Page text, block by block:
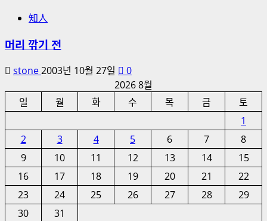
知人
머리 깎기 전
stone2003년 10월 27일
0
2026 8월
일
월 화 수 목 금
토
1
2
3 4 5 6 7
8
9
10 11 12 13 14
15
16
17 18 19 20 21
22
23
24 25 26 27 28
29
30
31